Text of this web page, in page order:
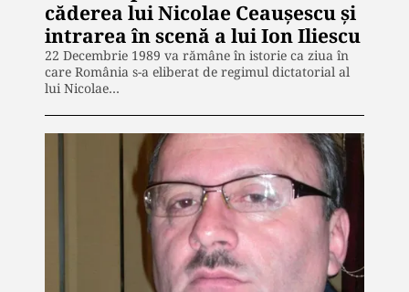
căderea lui Nicolae Ceaușescu și
intrarea în scenă a lui Ion Iliescu
22 Decembrie 1989 va rămâne în istorie ca ziua în
care România s-a eliberat de regimul dictatorial al
lui Nicolae…